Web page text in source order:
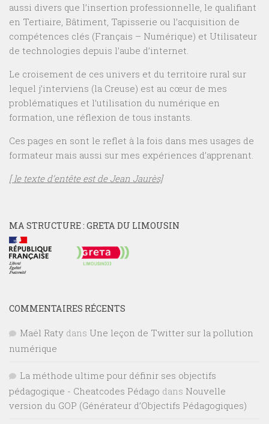
aussi divers que l’insertion professionnelle, le qualifiant
en Tertiaire, Bâtiment, Tapisserie ou l’acquisition de
compétences clés (Français – Numérique) et Utilisateur
de technologies depuis l’aube d’internet.
Le croisement de ces univers et du territoire rural sur
lequel j’interviens (la Creuse) est au cœur de mes
problématiques et l’utilisation du numérique en
formation, une réflexion de tous instants.
Ces pages en sont le reflet à la fois dans mes usages de
formateur mais aussi sur mes expériences d’apprenant.
[ le texte d’entête est de Jean Jaurès]
MA STRUCTURE : GRETA DU LIMOUSIN
COMMENTAIRES RÉCENTS
Maël Raty dans Une leçon de Twitter sur la pollution
numérique
La méthode ultime pour définir ses objectifs
pédagogique - Cheatcodes Pédago dans Nouvelle
version du GOP (Générateur d’Objectifs Pédagogiques)